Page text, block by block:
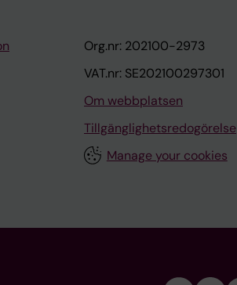
Org.nr: 202100-2973
VAT.nr: SE202100297301
Om webbplatsen
Tillgänglighetsredogörelse
Manage your cookies